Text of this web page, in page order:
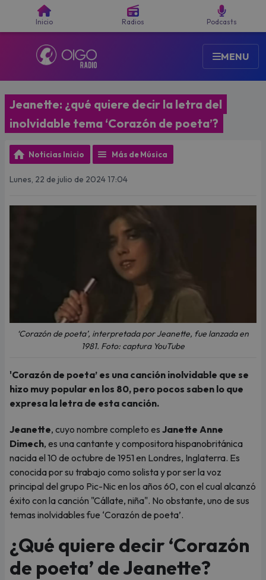
Inicio Radios Podcasts
MENU
Jeanette: ¿qué quiere decir la letra del
inolvidable tema ‘Corazón de poeta’?
Noticias Inicio Más de Música
Lunes, 22 de julio de 2024 17:04
‘Corazón de poeta’, interpretada por Jeanette, fue lanzada en
1981. Foto: captura YouTube
'Corazón de poeta’ es una canción inolvidable que se
hizo muy popular en los 80, pero pocos saben lo que
expresa la letra de esta canción.
Jeanette, cuyo nombre completo es Janette Anne
Dimech, es una cantante y compositora hispanobritánica
nacida el 10 de octubre de 1951 en Londres, Inglaterra. Es
conocida por su trabajo como solista y por ser la voz
principal del grupo Pic-Nic en los años 60, con el cual alcanzó
éxito con la canción "Cállate, niña". No obstante, uno de sus
temas inolvidables fue ‘Corazón de poeta’.
¿Qué quiere decir ‘Corazón
de poeta’ de Jeanette?